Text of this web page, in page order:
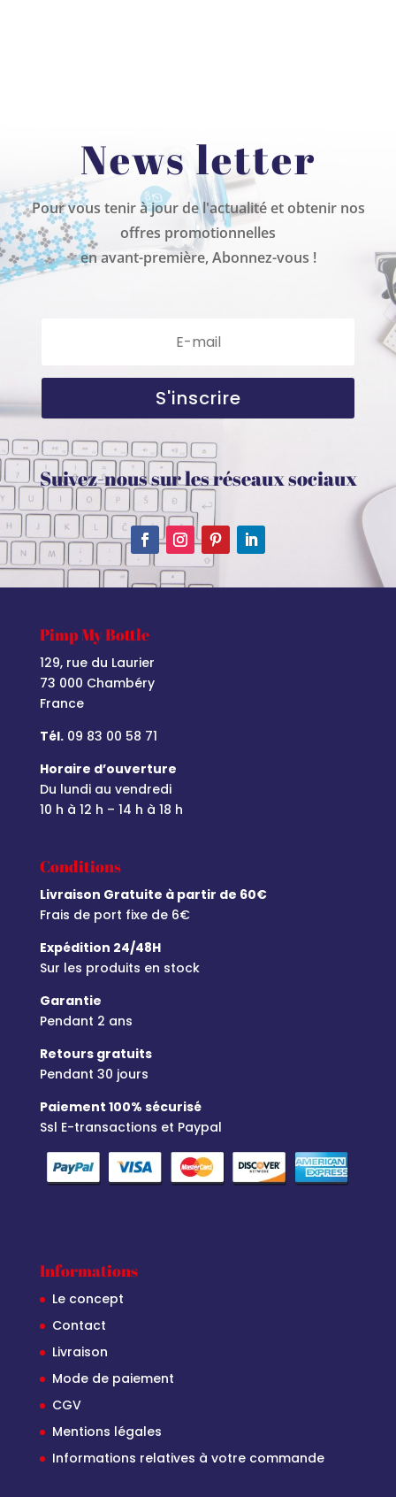
News letter
Pour vous tenir à jour de l'actualité et obtenir nos
offres promotionnelles
en avant-première, Abonnez-vous !
S'inscrire
Suivez-nous sur les réseaux sociaux
Pimp My Bottle
129, rue du Laurier
73 000 Chambéry
France
Tél.09 83 00 58 71
Horaire d’ouverture
Du lundi au vendredi
10 h à 12 h – 14 h à 18 h
Conditions
Livraison Gratuite à partir de 60€
Frais de port fixe de 6€
Expédition 24/48H
Sur les produits en stock
Garantie
Pendant 2 ans
Retours gratuits
Pendant 30 jours
Paiement 100% sécurisé
Ssl E-transactions et Paypal
Informations
Le concept
Contact
Livraison
Mode de paiement
CGV
Mentions légales
Informations relatives à votre commande